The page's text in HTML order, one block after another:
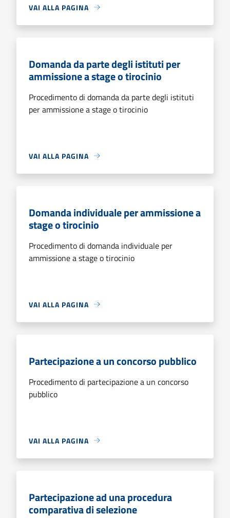
VAI ALLA PAGINA
Domanda da parte degli istituti per
ammissione a stage o tirocinio
Procedimento di domanda da parte degli istituti
per ammissione a stage o tirocinio
VAI ALLA PAGINA
Domanda individuale per ammissione a
stage o tirocinio
Procedimento di domanda individuale per
ammissione a stage o tirocinio
VAI ALLA PAGINA
Partecipazione a un concorso pubblico
Procedimento di partecipazione a un concorso
pubblico
VAI ALLA PAGINA
Partecipazione ad una procedura
comparativa di selezione